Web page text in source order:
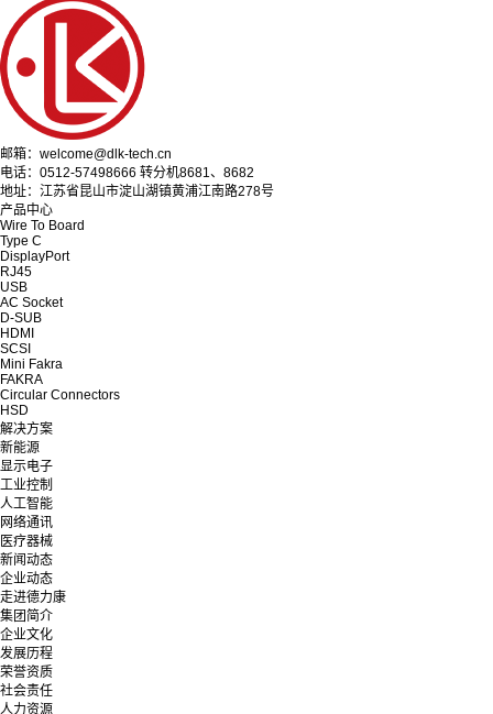
邮箱：welcome@dlk-tech.cn
电话：0512-57498666 转分机8681、8682
地址：江苏省昆山市淀山湖镇黄浦江南路278号
产品中心
Wire To Board
Type C
DisplayPort
RJ45
USB
AC Socket
D-SUB
HDMI
SCSI
Mini Fakra
FAKRA
Circular Connectors
HSD
解决方案
新能源
显示电子
工业控制
人工智能
网络通讯
医疗器械
新闻动态
企业动态
走进德力康
集团简介
企业文化
发展历程
荣誉资质
社会责任
人力资源